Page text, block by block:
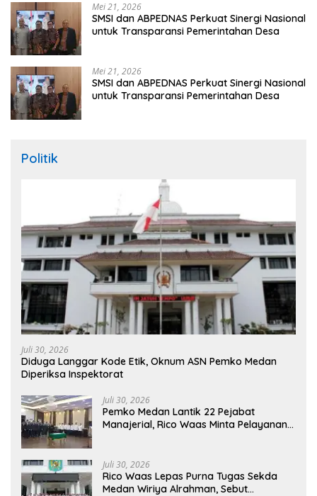
Mei 21, 2026
SMSI dan ABPEDNAS Perkuat Sinergi Nasional
untuk Transparansi Pemerintahan Desa
Mei 21, 2026
SMSI dan ABPEDNAS Perkuat Sinergi Nasional
untuk Transparansi Pemerintahan Desa
Politik
Juli 30, 2026
Diduga Langgar Kode Etik, Oknum ASN Pemko Medan
Diperiksa Inspektorat
Juli 30, 2026
Pemko Medan Lantik 22 Pejabat
Manajerial, Rico Waas Minta Pelayanan
Juli 30, 2026
Rico Waas Lepas Purna Tugas Sekda
Medan Wiriya Alrahman, Sebut